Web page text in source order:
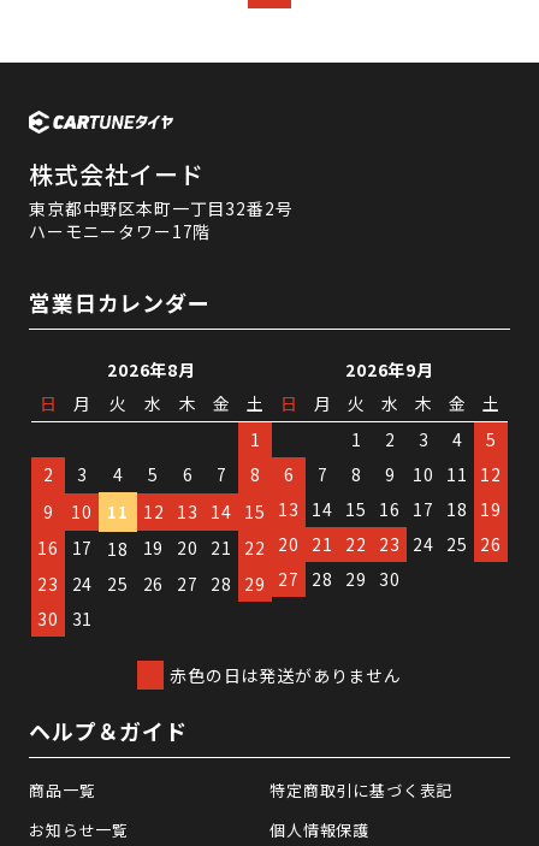
株式会社イード
東京都中野区本町一丁目32番2号
ハーモニータワー17階
営業日カレンダー
2026年8月
日
月 火 水 木 金
土
1
2
3 4 5 6 7
8
9
10 11 12 13 14 15
16
17 18 19 20 21
22
23
24 25 26 27 28
29
30
31
2026年9月
日
月 火 水 木 金
土
1
2 3 4
5
6
7 8 9 10 11
12
13
14 15 16 17 18
19
20
21 22 23 24 25
26
27
28 29 30
赤色の日は発送がありません
ヘルプ＆ガイド
商品一覧
お知らせ一覧
特定商取引に基づく表記
個人情報保護